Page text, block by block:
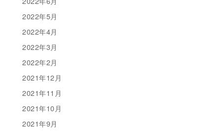
2022年5月
2022年4月
2022年3月
2022年2月
2021年12月
2021年11月
2021年10月
2021年9月